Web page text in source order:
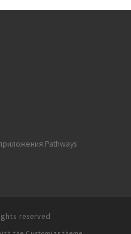
Pathways
reserved